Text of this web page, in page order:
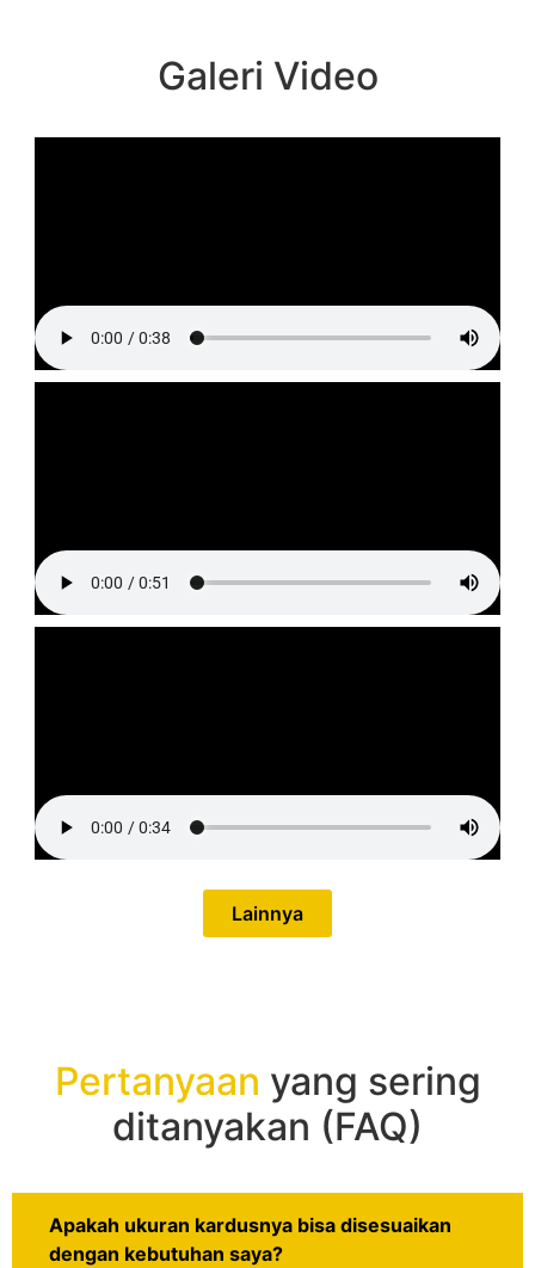
Galeri Video
Lainnya
Pertanyaan yang sering
ditanyakan (FAQ)
Apakah ukuran kardusnya bisa disesuaikan
dengan kebutuhan saya?